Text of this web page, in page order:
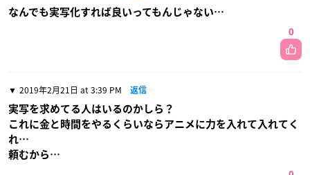
なんでも実写化すれば良いってもんじゃない…
0
2019年2月21日 at 3:39 PM 返信
実写を求めてる人はいるのかしら？
これに金と時間をやるくらいならアニメに力を入れて入れてく
れ…
頼むから…